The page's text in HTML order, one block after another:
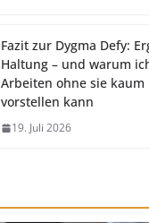
Fazit zur Dygma Defy:
Haltung – und warum
Arbeiten ohne sie kaum
vorstellen kann
19. Juli 2026